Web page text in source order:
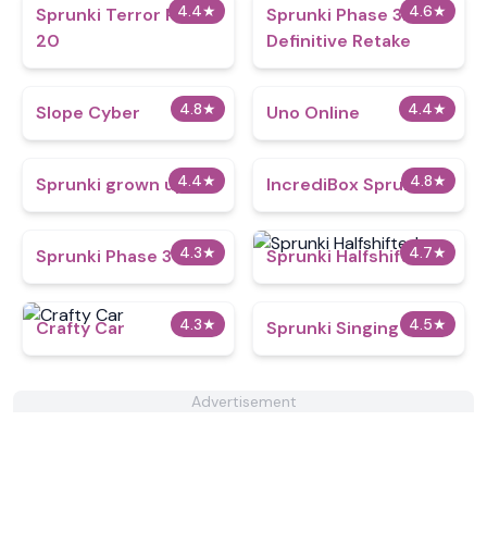
4.4★
Sprunki Terror Phase
20
4.6★
Sprunki Phase 3:
Definitive Retake
4.8★
​​Slope Cyber 4.4★
Uno Online
4.4★
Sprunki grown up 4.8★
IncrediBox Sprunki
4.3★
Sprunki Phase 3 Alive 4.7★
Sprunki Halfshifted
4.3★
Crafty Car 4.5★
Sprunki Singing
Advertisement